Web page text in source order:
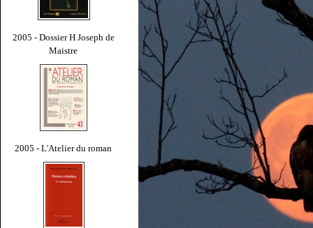
2005 - Dossier H Joseph de
Maistre
2005 - L'Atelier du roman